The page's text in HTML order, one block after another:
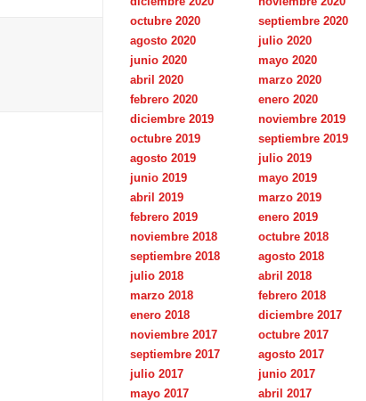
octubre 2020
septiembre 2020
agosto 2020
julio 2020
junio 2020
mayo 2020
abril 2020
marzo 2020
febrero 2020
enero 2020
diciembre 2019
noviembre 2019
octubre 2019
septiembre 2019
agosto 2019
julio 2019
junio 2019
mayo 2019
abril 2019
marzo 2019
febrero 2019
enero 2019
noviembre 2018
octubre 2018
septiembre 2018
agosto 2018
julio 2018
abril 2018
marzo 2018
febrero 2018
enero 2018
diciembre 2017
noviembre 2017
octubre 2017
septiembre 2017
agosto 2017
julio 2017
junio 2017
mayo 2017
abril 2017